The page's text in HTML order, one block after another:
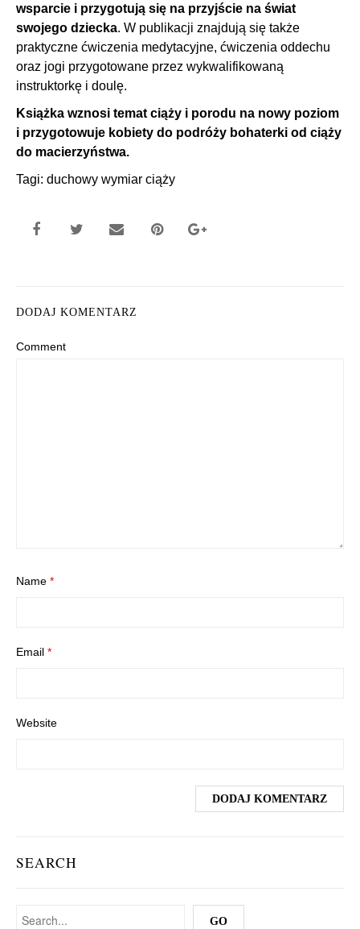
SEARCH
wsparcie i przygotują się na przyjście na świat
swojego dziecka. W publikacji znajdują się także
praktyczne ćwiczenia medytacyjne, ćwiczenia oddechu
oraz jogi przygotowane przez wykwalifikowaną
instruktorkę i doulę.
Książka wznosi temat ciąży i porodu na nowy poziom
i przygotowuje kobiety do podróży bohaterki od ciąży
do macierzyństwa.
Tagi: duchowy wymiar ciąży
DODAJ KOMENTARZ
Comment
Name *
Email *
Website